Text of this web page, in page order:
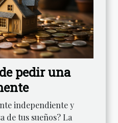
pedir una
independiente y
de tus sueños? La